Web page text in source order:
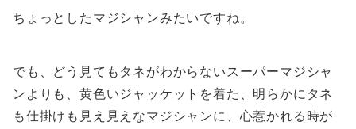
ちょっとしたマジシャンみたいですね。
でも、どう見てもタネがわからないスーパーマジシャ
ンよりも、黄色いジャッケットを着た、明らかにタネ
も仕掛けも見え見えなマジシャンに、心惹かれる時が